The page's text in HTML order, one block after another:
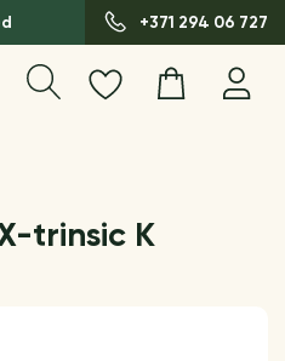
+371 294 06 727
trinsic K